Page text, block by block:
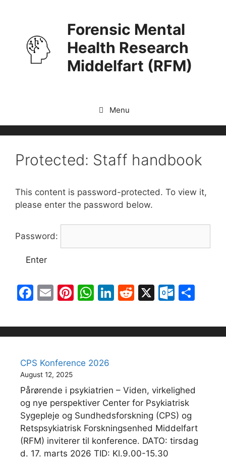
Forensic Mental
Health Research
Middelfart (RFM)
Menu
Protected: Staff handbook
This content is password-protected. To view it,
please enter the password below.
Password:
F
c
e
b
o
o
k
E
ai
l
Pi
er
e
st
W
at
s
A
p
p
Li
k
e
R
d
di
X
O
lo
o
o
m
ar
e
CPS Konference 2026
August 12, 2025
Pårørende i psykiatrien – Viden, virkelighed
og nye perspektiver Center for Psykiatrisk
Sygepleje og Sundhedsforskning (CPS) og
Retspsykiatrisk Forskningsenhed Middelfart
(RFM) inviterer til konference. DATO: tirsdag
d. 17. marts 2026 TID: Kl.9.00-15.30